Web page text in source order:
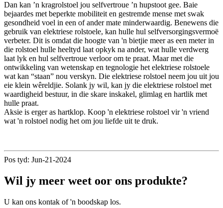
Dan kan ’n kragrolstoel jou selfvertroue ’n hupstoot gee. Baie
bejaardes met beperkte mobiliteit en gestremde mense met swak
gesondheid voel in een of ander mate minderwaardig. Benewens die
gebruik van elektriese rolstoele, kan hulle hul selfversorgingsvermoë
verbeter. Dit is omdat die hoogte van 'n bietjie meer as een meter in
die rolstoel hulle heeltyd laat opkyk na ander, wat hulle verdwerg
laat lyk en hul selfvertroue verloor om te praat. Maar met die
ontwikkeling van wetenskap en tegnologie het elektriese rolstoele
wat kan “staan” nou verskyn. Die elektriese rolstoel neem jou uit jou
eie klein wêreldjie. Solank jy wil, kan jy die elektriese rolstoel met
waardigheid bestuur, in die skare inskakel, glimlag en hartlik met
hulle praat.
Aksie is erger as hartklop. Koop 'n elektriese rolstoel vir 'n vriend
wat 'n rolstoel nodig het om jou liefde uit te druk.
Pos tyd: Jun-21-2024
Wil jy meer weet oor ons produkte?
U kan ons kontak of 'n boodskap los.